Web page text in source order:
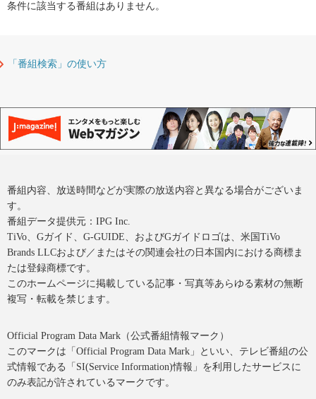
条件に該当する番組はありません。
「番組検索」の使い方
番組内容、放送時間などが実際の放送内容と異なる場合がございま
す。
番組データ提供元：IPG Inc.
TiVo、Gガイド、G-GUIDE、およびGガイドロゴは、米国TiVo
Brands LLCおよび／またはその関連会社の日本国内における商標ま
たは登録商標です。
このホームページに掲載している記事・写真等あらゆる素材の無断
複写・転載を禁じます。
Official Program Data Mark（公式番組情報マーク）
このマークは「Official Program Data Mark」といい、テレビ番組の公
式情報である「SI(Service Information)情報」を利用したサービスに
のみ表記が許されているマークです。